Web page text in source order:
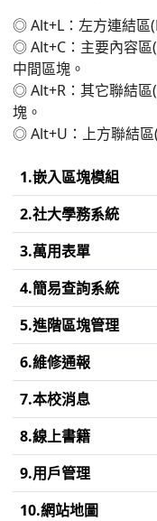
◎ Alt+L：左方連結區
◎ Alt+C：主要內容區
中間區塊。
◎ Alt+R：其它聯結區
塊。
◎ Alt+U：上方聯結區
1.嵌入區塊模組
2.社大學務系統
3.萬用表單
4.簡易查詢系統
5.進階區塊管理
6.維修通報
7.本校消息
8.線上書籍
9.用戶管理
10.網站地圖